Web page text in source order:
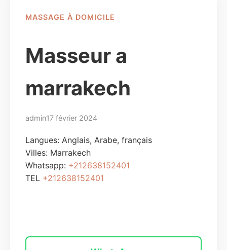
MASSAGE À DOMICILE
Masseur a
marrakech
admin17 février 2024
Langues: Anglais, Arabe, français
Villes: Marrakech
Whatsapp: +212638152401
TEL +212638152401